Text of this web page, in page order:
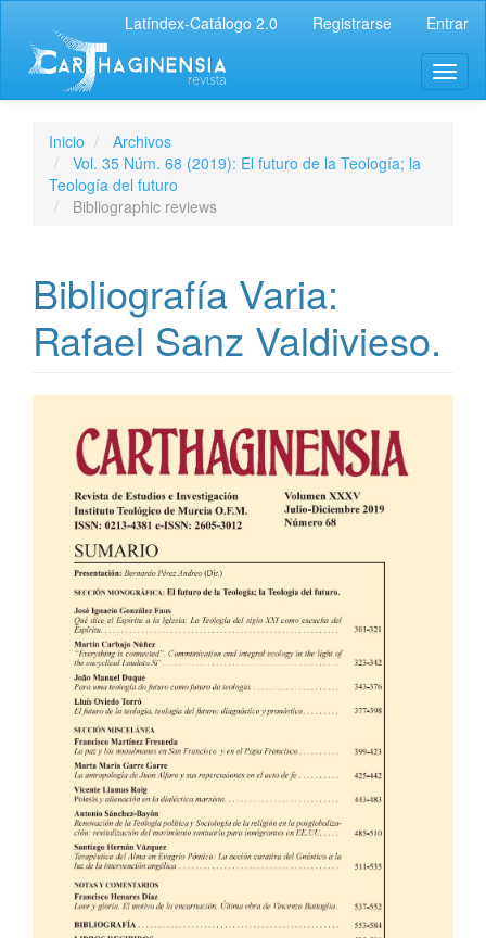
Latíndex-Catálogo 2.0 Registrarse Entrar
Inicio
Archivos
Vol. 35 Núm. 68 (2019): El futuro de la Teología; la
Teología del futuro
Bibliographic reviews
Bibliografía Varia:
Rafael Sanz Valdivieso.